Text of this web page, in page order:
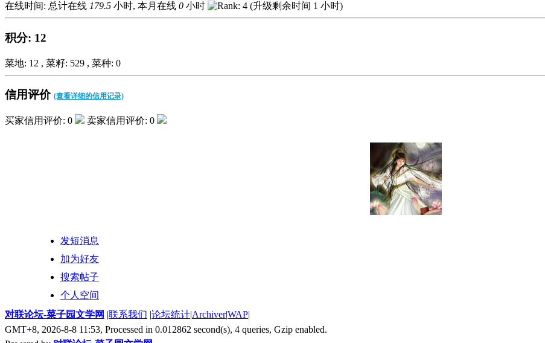
在线时间: 总计在线 179.5 小时, 本月在线 0 小时 (升级剩余时间 1 小时)
积分: 12
菜地: 12 , 菜籽: 529 , 菜种: 0
信用评价 (查看详细的信用记录)
买家信用评价: 0 卖家信用评价: 0
发短消息
加为好友
搜索帖子
个人空间
对联论坛-菜子园文学网 |联系我们 |论坛统计|Archiver|WAP|
GMT+8, 2026-8-8 11:53, Processed in 0.012862 second(s), 4 queries, Gzip enabled.